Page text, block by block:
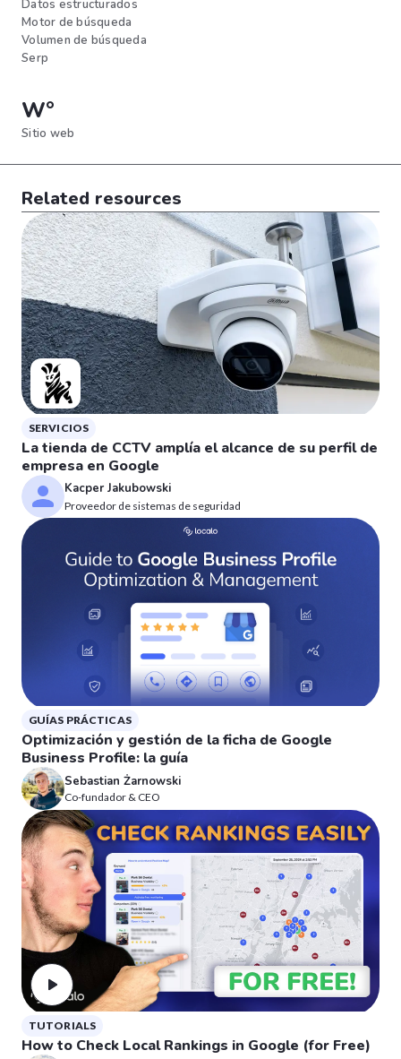
Datos estructurados
Motor de búsqueda
Volumen de búsqueda
Serp
W°
Sitio web
Related resources
SERVICIOS
La tienda de CCTV amplía el alcance de su perfil de
empresa en Google
Kacper Jakubowski
Proveedor de sistemas de seguridad
GUÍAS PRÁCTICAS
Optimización y gestión de la ficha de Google
Business Profile: la guía
Sebastian Żarnowski
Co-fundador & CEO
TUTORIALS
How to Check Local Rankings in Google (for Free)